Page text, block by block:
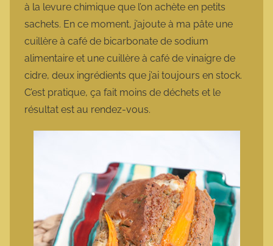
à la levure chimique que l’on achète en petits
sachets. En ce moment, j’ajoute à ma pâte une
cuillère à café de bicarbonate de sodium
alimentaire et une cuillère à café de vinaigre de
cidre, deux ingrédients que j’ai toujours en stock.
C’est pratique, ça fait moins de déchets et le
résultat est au rendez-vous.